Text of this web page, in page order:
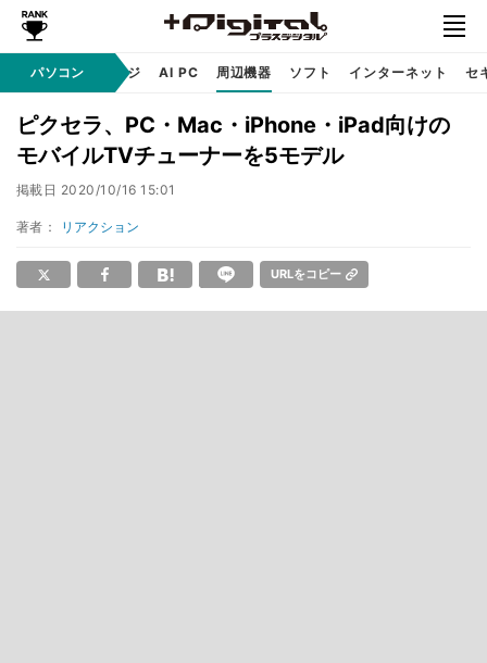
パソコン
自作 / テクノロジ AI PC 周辺機器 ソフト インターネット セ
ピクセラ、PC・Mac・iPhone・iPad向けの
モバイルTVチューナーを5モデル
掲載日 2020/10/16 15:01
著者： リアクション
URLをコピー